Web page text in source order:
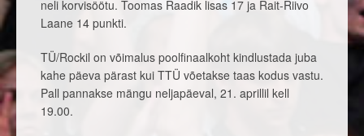
neli korvisöötu. Toomas Raadik lisas 17 ja Rait-Riivo
Laane 14 punkti.
TÜ/Rockil on võimalus poolfinaalkoht kindlustada juba
kahe päeva pärast kui TTÜ võetakse taas kodus vastu.
Pall pannakse mängu neljapäeval, 21. aprillil kell
19.00.